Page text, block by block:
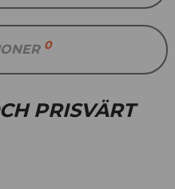
0
PRISVÄRT